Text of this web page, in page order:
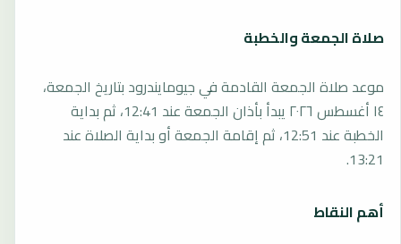
صلاة الجمعة والخطبة
موعد صلاة الجمعة القادمة في جيومايندرود بتاريخ الجمعة،
١٤ أغسطس ٢٠٢٦ يبدأ بأذان الجمعة عند 12:41، ثم بداية
الخطبة عند 12:51، ثم إقامة الجمعة أو بداية الصلاة عند
13:21.
أهم النقاط